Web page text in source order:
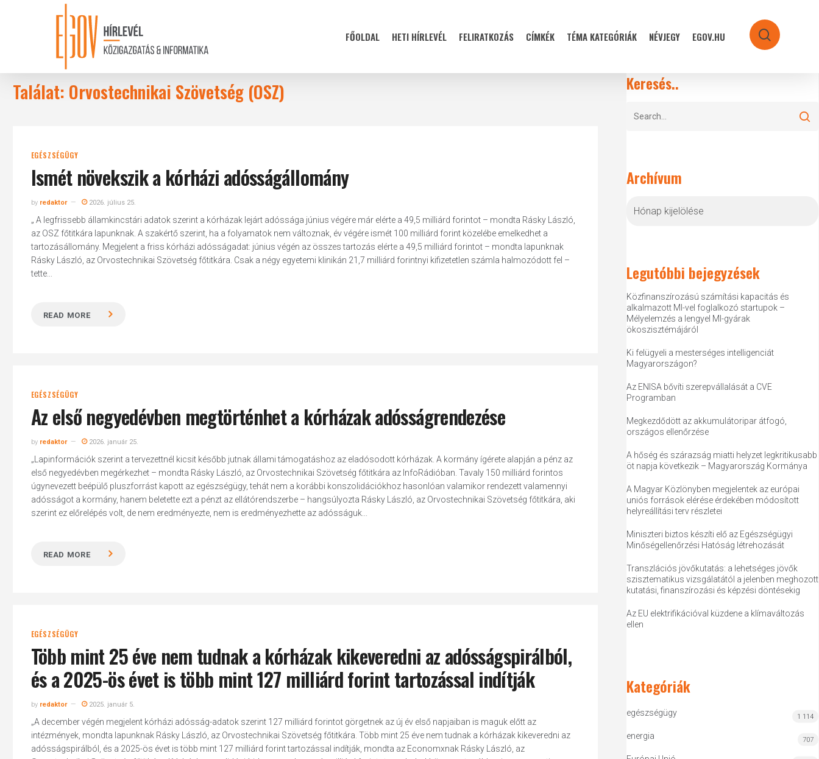
Hit enter to search or ESC to close
FŐOLDAL HETI HÍRLEVÉL FELIRATKOZÁS CÍMKÉK TÉMA KATEGÓRIÁK NÉVJEGY EGOV.HU search
Találat: Orvostechnikai Szövetség (OSZ)
EGÉSZSÉGÜGY
Ismét növekszik a kórházi adósságállomány
by redaktor 2026. július 25.
„ A legfrissebb államkincstári adatok szerint a kórházak lejárt adóssága június végére már elérte a 49,5 milliárd forintot – mondta Rásky László,
az OSZ főtitkára lapunknak. A szakértő szerint, ha a folyamatok nem változnak, év végére ismét 100 milliárd forint közelébe emelkedhet a
tartozásállomány. Megjelent a friss kórházi adósságadat: június végén az összes tartozás elérte a 49,5 milliárd forintot – mondta lapunknak
Rásky László, az Orvostechnikai Szövetség főtitkára. Csak a négy egyetemi klinikán 21,7 milliárd forintnyi kifizetetlen számla halmozódott fel –
tette...
READ MORE
EGÉSZSÉGÜGY
Az első negyedévben megtörténhet a kórházak adósságrendezése
by redaktor 2026. január 25.
„Lapinformációk szerint a tervezettnél kicsit később jutnak állami támogatáshoz az eladósodott kórházak. A kormány ígérete alapján a pénz az
első negyedévben megérkezhet – mondta Rásky László, az Orvostechnikai Szövetség főtitkára az InfoRádióban. Tavaly 150 milliárd forintos
úgynevezett beépülő pluszforrást kapott az egészségügy, tehát nem a korábbi konszolidációkhoz hasonlóan valamikor rendezett valamennyi
adósságot a kormány, hanem beletette ezt a pénzt az ellátórendszerbe – hangsúlyozta Rásky László, az Orvostechnikai Szövetség főtitkára, aki
szerint ez előrelépés volt, de nem eredményezte, nem is eredményezhette az adósságuk...
READ MORE
EGÉSZSÉGÜGY
Több mint 25 éve nem tudnak a kórházak kikeveredni az adósságspirálból,
és a 2025-ös évet is több mint 127 milliárd forint tartozással indítják
by redaktor 2025. január 5.
„A december végén megjelent kórházi adósság-adatok szerint 127 milliárd forintot görgetnek az új év első napjaiban is maguk előtt az
intézmények, mondta lapunknak Rásky László, az Orvostechnikai Szövetség főtitkára. Több mint 25 éve nem tudnak a kórházak kikeveredni az
adósságspirálból, és a 2025-ös évet is több mint 127 milliárd forint tartozással indítják, mondta az Economxnak Rásky László, az
Keresés..
Archívum
Legutóbbi bejegyzések
Közfinanszírozású számítási kapacitás és
alkalmazott MI-vel foglalkozó startupok –
Mélyelemzés a lengyel MI-gyárak
ökoszisztémájáról
Ki felügyeli a mesterséges intelligenciát
Magyarországon?
Az ENISA bővíti szerepvállalását a CVE
Programban
Megkezdődött az akkumulátoripar átfogó,
országos ellenőrzése
A hőség és szárazság miatti helyzet legkritikusabb
öt napja következik – Magyarország Kormánya
A Magyar Közlönyben megjelentek az európai
uniós források elérése érdekében módosított
helyreállítási terv részletei
Miniszteri biztos készíti elő az Egészségügyi
Minőségellenőrzési Hatóság létrehozását
Transzlációs jövőkutatás: a lehetséges jövők
szisztematikus vizsgálatától a jelenben meghozott
kutatási, finanszírozási és képzési döntésekig
Az EU elektrifikációval küzdene a klímaváltozás
ellen
Kategóriák
egészségügy 1 114
energia 707